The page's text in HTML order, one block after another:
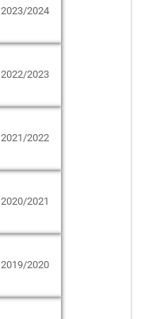
2023/2024
2022/2023
2021/2022
2020/2021
2019/2020